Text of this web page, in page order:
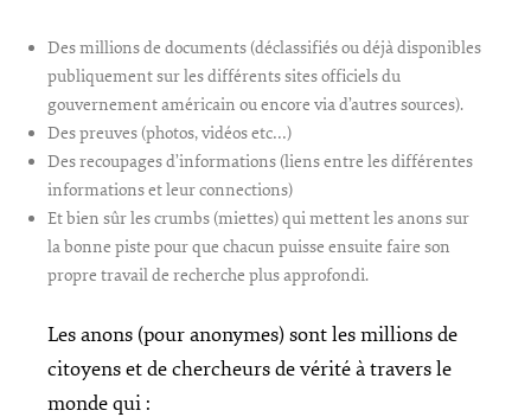
Des millions de documents (déclassifiés ou déjà disponibles
publiquement sur les différents sites officiels du
gouvernement américain ou encore via d’autres sources).
Des preuves (photos, vidéos etc…)
Des recoupages d’informations (liens entre les différentes
informations et leur connections)
Et bien sûr les crumbs (miettes) qui mettent les anons sur
la bonne piste pour que chacun puisse ensuite faire son
propre travail de recherche plus approfondi.
Les anons (pour anonymes) sont les millions de
citoyens et de chercheurs de vérité à travers le
monde qui :